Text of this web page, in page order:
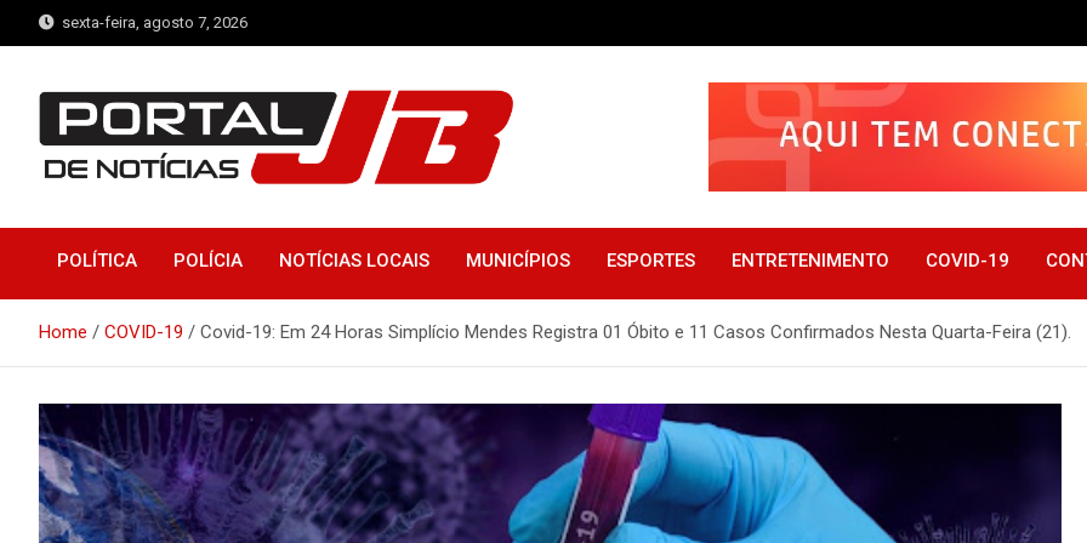
to
sexta-feira, agosto 7, 2026
Portal de Notícias JB
POLÍTICA POLÍCIA NOTÍCIAS LOCAIS MUNICÍPIOS ESPORTES ENTRETENIMENTO COVID-19
Home COVID-19 Covid-19: Em 24 Horas Simplício Mendes Registra 01 Óbito e 11 Casos Confirmados Nesta Quarta-Feira (21).